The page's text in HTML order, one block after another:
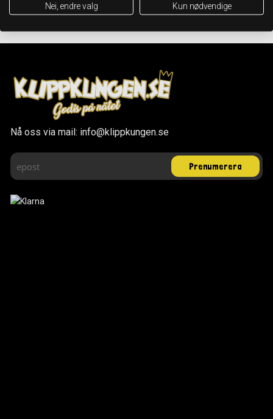
Nå oss via mail: info@klippkungen.se
Nei, endre valg Kun nødvendige